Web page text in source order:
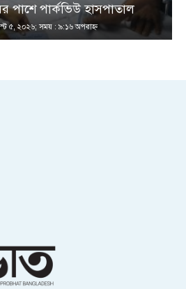
পাশে পার্কভিউ হাসপাতাল
৫, ২০২৬; সময় : ৯:১৬ অপরাহ্ণ